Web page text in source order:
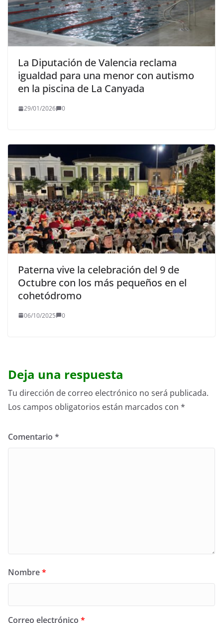
La Diputación de Valencia reclama
igualdad para una menor con autismo
en la piscina de La Canyada
29/01/2026 0
Paterna vive la celebración del 9 de
Octubre con los más pequeños en el
cohetódromo
06/10/2025 0
Deja una respuesta
Tu dirección de correo electrónico no será publicada.
Los campos obligatorios están marcados con *
Comentario *
Nombre*
Correo electrónico *